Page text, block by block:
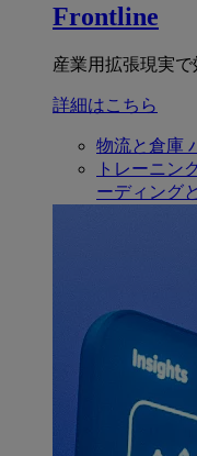
Frontline
産業用拡張現実で
詳細はこちら
物流と倉庫
トレーニン
ーディング